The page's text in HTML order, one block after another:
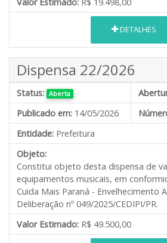
DETALHES
Dispensa 22/2026
Status: Aberta
Publicado em: 14/05/2026
Entidade: Prefeitura
Objeto:
Constitui objeto desta dispensa de
equipamentos musicais, em
Cuida Mais Paraná - Envelhecimento
Deliberação nº 049/2025/CEDIPI/PR.
Valor Estimado: R$ 49.500,00